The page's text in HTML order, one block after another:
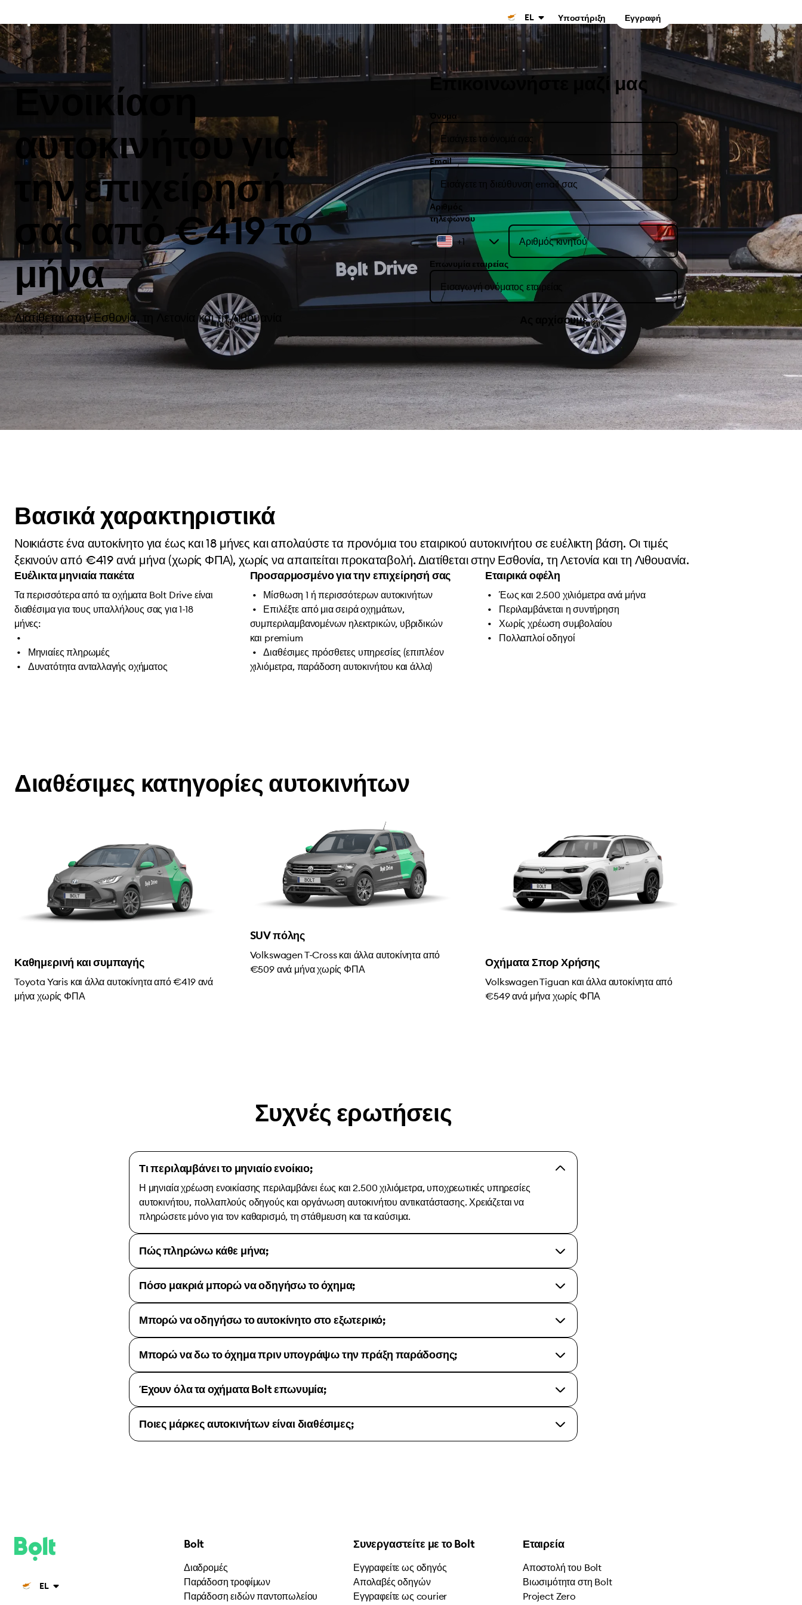
EL Υποστήριξη Εγγραφή
Ενοικίαση
αυτοκινήτου για
την επιχείρησή
σας από €419 το
μήνα
Διατίθεται στην Εσθονία, τη Λετονία και τη Λιθουανία
Επικοινωνήστε μαζί μας
Όνομα
Email
Αριθμός
τηλεφώνου
+1
Επωνυμία εταιρείας
Ας αρχίσουμε
Βασικά χαρακτηριστικά
Νοικιάστε ένα αυτοκίνητο για έως και 18 μήνες και απολαύστε τα προνόμια του εταιρικού αυτοκινήτου σε ευέλικτη βάση. Οι τιμές
ξεκινούν από €419 ανά μήνα (χωρίς ΦΠΑ), χωρίς να απαιτείται προκαταβολή. Διατίθεται στην Εσθονία, τη Λετονία και τη Λιθουανία.
Ευέλικτα μηνιαία πακέτα
Τα περισσότερα από τα οχήματα Bolt Drive είναι
διαθέσιμα για τους υπαλλήλους σας για 1-18
μήνες:
Μηνιαίες πληρωμές
Δυνατότητα ανταλλαγής οχήματος
Προσαρμοσμένο για την επιχείρησή σας
Μίσθωση 1 ή περισσότερων αυτοκινήτων
Επιλέξτε από μια σειρά οχημάτων,
συμπεριλαμβανομένων ηλεκτρικών, υβριδικών
και premium
Διαθέσιμες πρόσθετες υπηρεσίες (επιπλέον
χιλιόμετρα, παράδοση αυτοκινήτου και άλλα)
Εταιρικά οφέλη
Έως και 2.500 χιλιόμετρα ανά μήνα
Περιλαμβάνεται η συντήρηση
Χωρίς χρέωση συμβολαίου
Πολλαπλοί οδηγοί
Διαθέσιμες κατηγορίες αυτοκινήτων
Καθημερινή και συμπαγής
Toyota Yaris και άλλα αυτοκίνητα από €419 ανά
μήνα χωρίς ΦΠΑ
SUV πόλης
Volkswagen T-Cross και άλλα αυτοκίνητα από
€509 ανά μήνα χωρίς ΦΠΑ
Οχήματα Σπορ Χρήσης
Volkswagen Tiguan και άλλα αυτοκίνητα από
€549 ανά μήνα χωρίς ΦΠΑ
Συχνές ερωτήσεις
Τι περιλαμβάνει το μηνιαίο ενοίκιο;
Η μηνιαία χρέωση ενοικίασης περιλαμβάνει έως και 2.500 χιλιόμετρα, υποχρεωτικές υπηρεσίες
αυτοκινήτου, πολλαπλούς οδηγούς και οργάνωση αυτοκινήτου αντικατάστασης. Χρειάζεται να
πληρώσετε μόνο για τον καθαρισμό, τη στάθμευση και τα καύσιμα.
Πώς πληρώνω κάθε μήνα;
Πόσο μακριά μπορώ να οδηγήσω το όχημα;
Μπορώ να οδηγήσω το αυτοκίνητο στο εξωτερικό;
Μπορώ να δω το όχημα πριν υπογράψω την πράξη παράδοσης;
Έχουν όλα τα οχήματα Bolt επωνυμία;
Ποιες μάρκες αυτοκινήτων είναι διαθέσιμες;
EL
Bolt
Διαδρομές
Παράδοση τροφίμων
Παράδοση ειδών παντοπωλείου
Συνεργαστείτε με το Bolt
Εγγραφείτε ως οδηγός
Απολαβές οδηγών
Εγγραφείτε ως courier
Εταιρεία
Αποστολή του Bolt
Βιωσιμότητα στη Bolt
Project Zero